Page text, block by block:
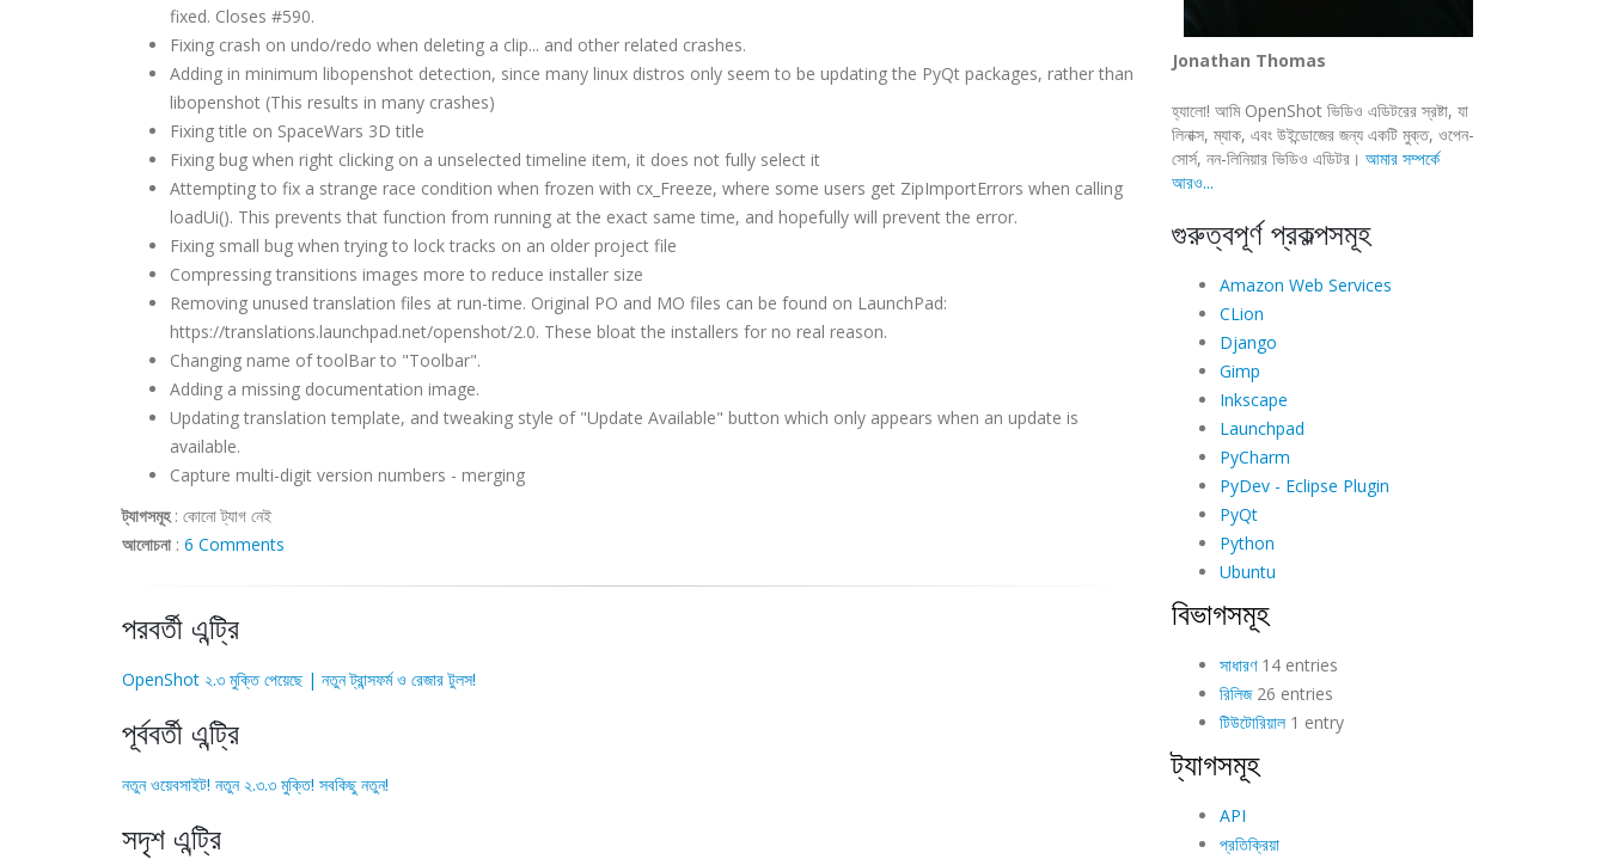
fixed. Closes #590.
Fixing crash on undo/redo when deleting a clip... and other related crashes.
Adding in minimum libopenshot detection, since many linux distros only seem to be updating the PyQt packages, rather than
libopenshot (This results in many crashes)
Fixing title on SpaceWars 3D title
Fixing bug when right clicking on a unselected timeline item, it does not fully select it
Attempting to fix a strange race condition when frozen with cx_Freeze, where some users get ZipImportErrors when calling
loadUi(). This prevents that function from running at the exact same time, and hopefully will prevent the error.
Fixing small bug when trying to lock tracks on an older project file
Compressing transitions images more to reduce installer size
Removing unused translation files at run-time. Original PO and MO files can be found on LaunchPad:
https://translations.launchpad.net/openshot/2.0. These bloat the installers for no real reason.
Changing name of toolBar to "Toolbar".
Adding a missing documentation image.
Updating translation template, and tweaking style of "Update Available" button which only appears when an update is
available.
Capture multi-digit version numbers - merging
ট্যাগসমূহ: কোনো ট্যাগ নেই
আলোচনা: 6 Comments
পরবর্তী এন্ট্রি
OpenShot ২.৩ মুক্তি পেয়েছে | নতুন ট্রান্সফর্ম ও রেজার টুলস!
পূর্ববর্তী এন্ট্রি
নতুন ওয়েবসাইট! নতুন ২.৩.৩ মুক্তি! সবকিছু নতুন!
সদৃশ এন্ট্রি
Jonathan Thomas
হ্যালো! আমি OpenShot ভিডিও এডিটরের স্রষ্টা, যা
লিনাক্স, ম্যাক, এবং উইন্ডোজের জন্য একটি মুক্ত, ওপেন-
সোর্স, নন-লিনিয়ার ভিডিও এডিটর। আমার সম্পর্কে
আরও...
গুরুত্বপূর্ণ প্রকল্পসমূহ
Amazon Web Services
CLion
Django
Gimp
Inkscape
Launchpad
PyCharm
PyDev - Eclipse Plugin
PyQt
Python
Ubuntu
বিভাগসমূহ
সাধারণ14 entries
রিলিজ26 entries
টিউটোরিয়াল1 entry
ট্যাগসমূহ
API
প্রতিক্রিয়া